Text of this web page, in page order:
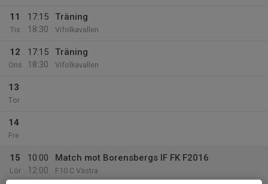
11
Tis
17:15
18:30
Träning
Vifolkavallen
12
Ons
17:15
18:30
Träning
Vifolkavallen
13
Tor
14
Fre
15
Lör
10:00
12:00
Match mot Borensbergs IF FK F2016
F10 C Västra